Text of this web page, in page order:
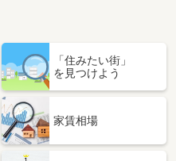
「住みたい街」
を見つけよう
家賃相場